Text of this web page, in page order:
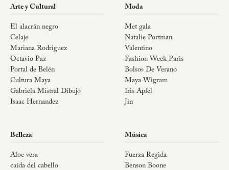
Arte y Cultural
El alacrán negro
Celaje
Mariana Rodriguez
Octavio Paz
Portal de Belén
Cultura Maya
Gabriela Mistral Dibujo
Isaac Hernandez
Moda
Met gala
Natalie Portman
Valentino
Fashion Week Paris
Bolsos De Verano
Maya Wigram
Iris Apfel
Jin
Belleza
Aloe vera
caída del cabello
Música
Fuerza Regida
Benson Boone